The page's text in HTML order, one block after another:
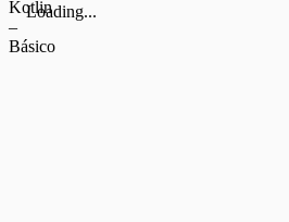
Loading...